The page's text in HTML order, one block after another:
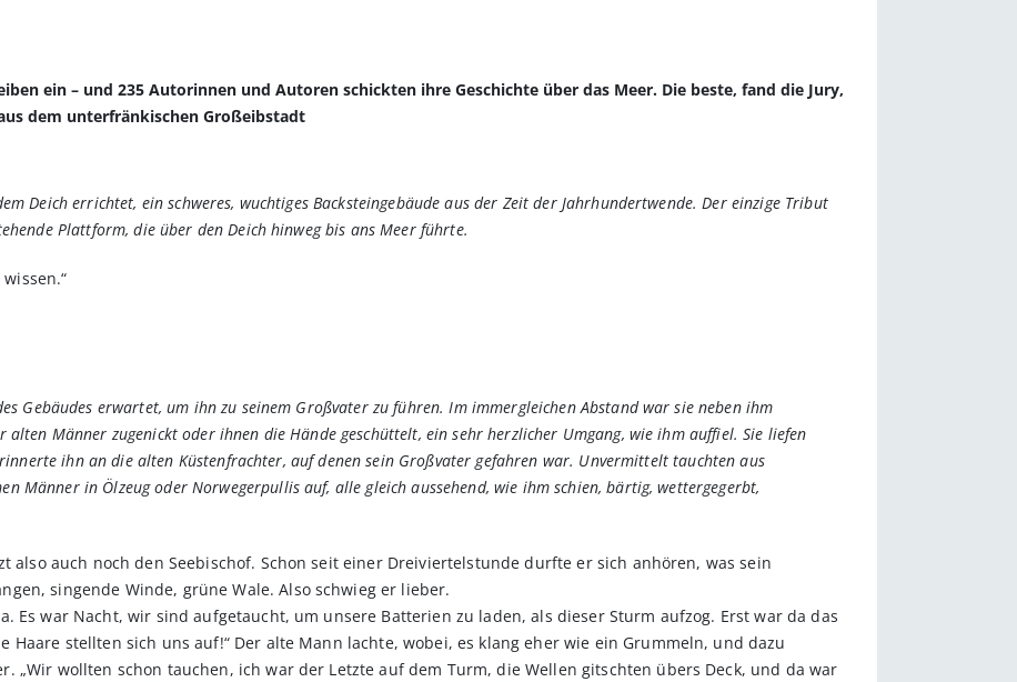
ein – und 235 Autorinnen und Autoren schickten ihre Geschichte über das Meer. Die beste, fand die Jury,
dem unterfränkischen Großeibstadt
Deich errichtet, ein schweres, wuchtiges Backsteingebäude aus der Zeit der Jahrhundertwende. Der einzige Tribut
Plattform, die über den Deich hinweg bis ans Meer führte.
Gebäudes erwartet, um ihn zu seinem Großvater zu führen. Im immergleichen Abstand war sie neben ihm
Männer zugenickt oder ihnen die Hände geschüttelt, ein sehr herzlicher Umgang, wie ihm auffiel. Sie liefen
ihn an die alten Küstenfrachter, auf denen sein Großvater gefahren war. Unvermittelt tauchten aus
Männer in Ölzeug oder Norwegerpullis auf, alle gleich aussehend, wie ihm schien, bärtig, wettergegerbt,
also auch noch den Seebischof. Schon seit einer Dreiviertelstunde durfte er sich anhören, was sein
singende Winde, grüne Wale. Also schwieg er lieber.
Es war Nacht, wir sind aufgetaucht, um unsere Batterien zu laden, als dieser Sturm aufzog. Erst war da das
Haare stellten sich uns auf!“ Der alte Mann lachte, wobei, es klang eher wie ein Grummeln, und dazu
„Wir wollten schon tauchen, ich war der Letzte auf dem Turm, die Wellen gitschten übers Deck, und da war